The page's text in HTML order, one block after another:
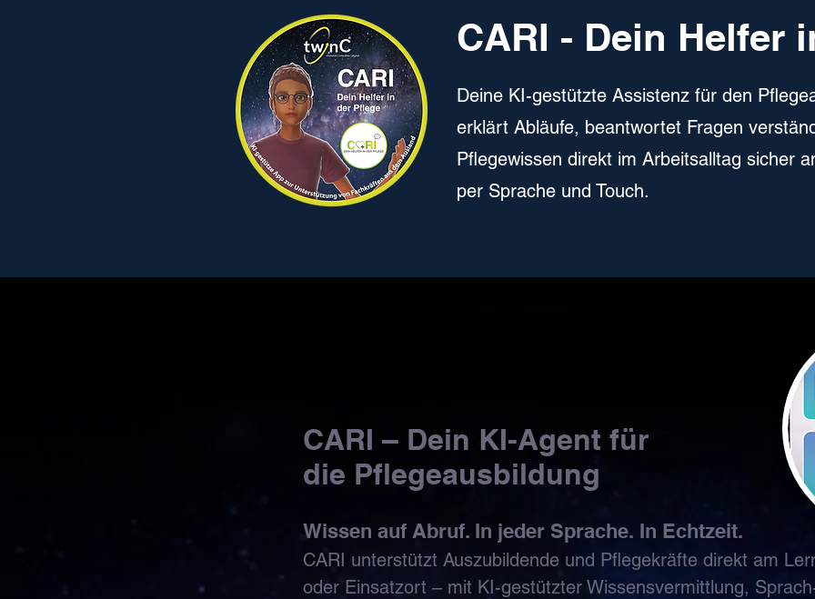
CARI - Dein Helfer
Deine KI-gestützte Assistenz für den
erklärt Abläufe, beantwortet Fragen
Pflegewissen direkt im Arbeitsalltag sicher
per Sprache und Touch.
CARI – Dein KI-Agent für
die Pflegeausbildung
Wissen auf Abruf. In jeder Sprache. In Echtzeit.
CARI unterstützt Auszubildende und Pflegekräfte direkt am
oder Einsatzort – mit KI-gestützter Wissensvermittlung,